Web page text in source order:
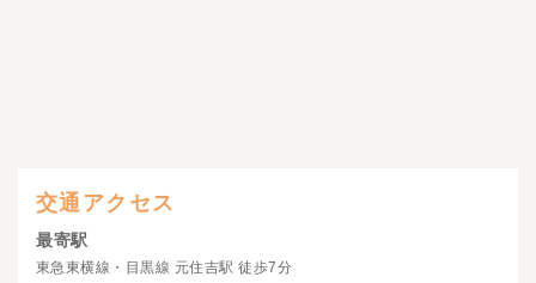
交通アクセス
最寄駅
東急東横線・目黒線 元住吉駅 徒歩7分